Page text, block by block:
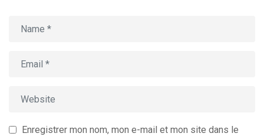
Enregistrer mon nom, mon e-mail et mon site dans le